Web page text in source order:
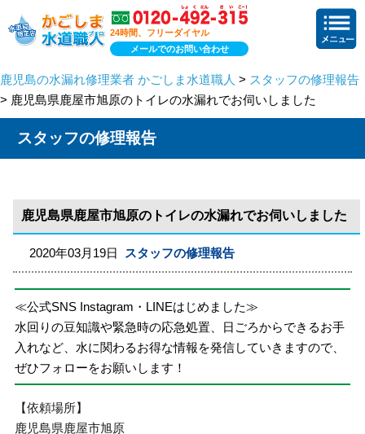
24時間、フリーダイヤル
メールでのお問い合わせ
鹿児島の水漏れ修理業者 かごしま水道職人 > スタッフの修理報告
> 鹿児島県鹿屋市旭原のトイレの水漏れでお伺いしました
スタッフの修理報告
鹿児島県鹿屋市旭原のトイレの水漏れでお伺いしました
2020年03月19日 スタッフの修理報告
≪公式SNS Instagram・LINEはじめました≫
水回りの豆知識や緊急時の応急処置、日ごろからできるお手
入れなど、水に関わるお得な情報を発信していきますので、
ぜひフォローをお願いします！
【依頼場所】
鹿児島県鹿屋市旭原